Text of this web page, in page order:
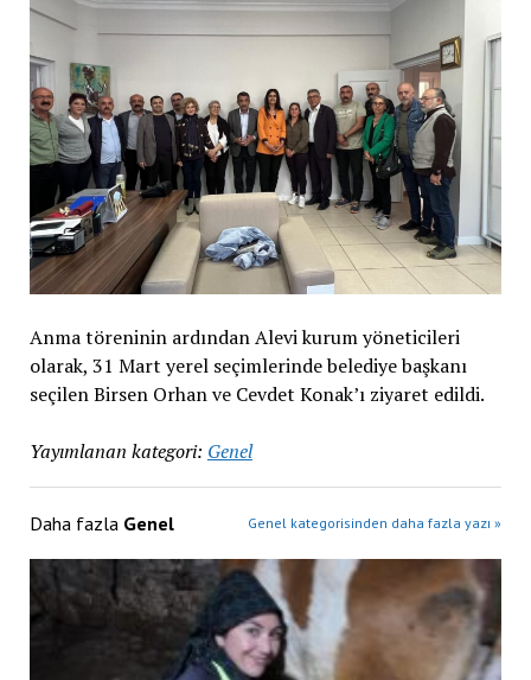
Anma töreninin ardından Alevi kurum yöneticileri
olarak, 31 Mart yerel seçimlerinde belediye başkanı
seçilen Birsen Orhan ve Cevdet Konak’ı ziyaret edildi.
Yayımlanan kategori: Genel
Daha fazla Genel Genel kategorisinden daha fazla yazı »